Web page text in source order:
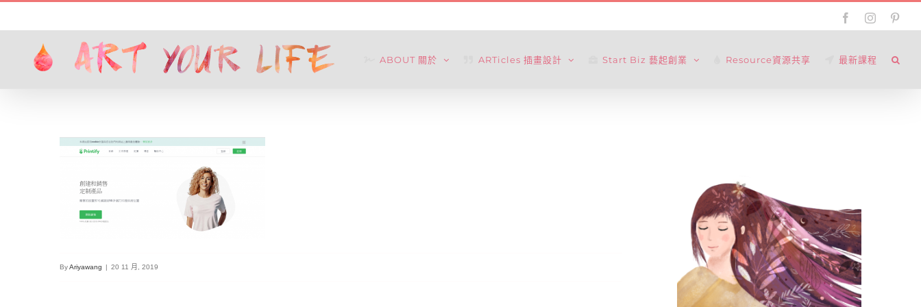
to
content
FacebookInstagram
ABOUT 關於 ARTicles 插畫設計 Start Biz 藝起創業 Resource資源共享 最新課程
ByAriyawang | 20 11 月, 2019